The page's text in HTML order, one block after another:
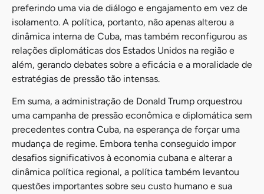
preferindo uma via de diálogo e engajamento em vez de
isolamento. A política, portanto, não apenas alterou a
dinâmica interna de Cuba, mas também reconfigurou as
relações diplomáticas dos Estados Unidos na região e
além, gerando debates sobre a eficácia e a moralidade de
estratégias de pressão tão intensas.
Em suma, a administração de Donald Trump orquestrou
uma campanha de pressão econômica e diplomática sem
precedentes contra Cuba, na esperança de forçar uma
mudança de regime. Embora tenha conseguido impor
desafios significativos à economia cubana e alterar a
dinâmica política regional, a política também levantou
questões importantes sobre seu custo humano e sua